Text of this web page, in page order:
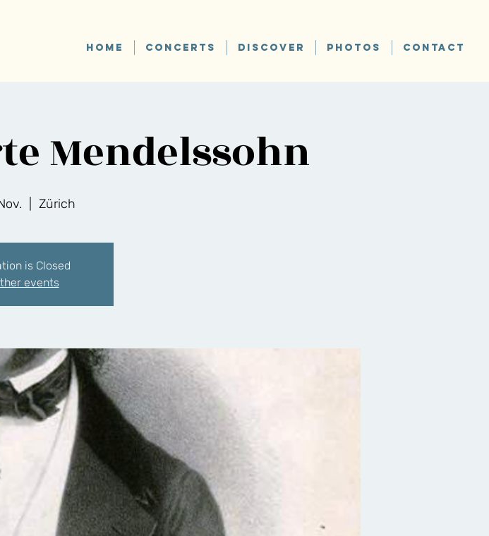
HOME CONCERTS DISCOVER PHOTOS CONTACT
Mendelssohn
Zürich
is Closed
events